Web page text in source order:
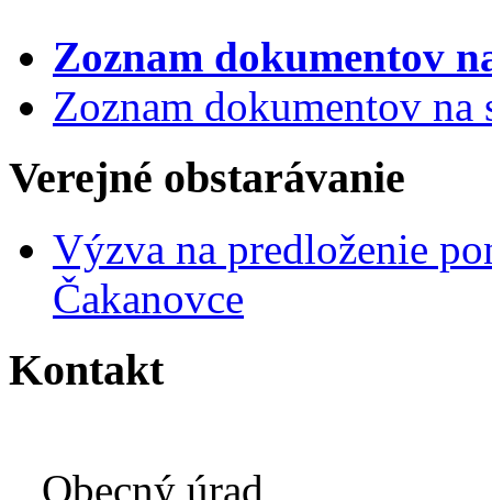
Zoznam dokumentov
Zoznam dokumentov
Verejné obstarávanie
Výzva na predloženie
Čakanovce
Kontakt
Obecný úrad